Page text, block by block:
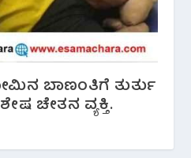
ಬಾಣಂತಿಗೆ ತುರ್ತು
ಚೇತನ ವ್ಯಕ್ತಿ.